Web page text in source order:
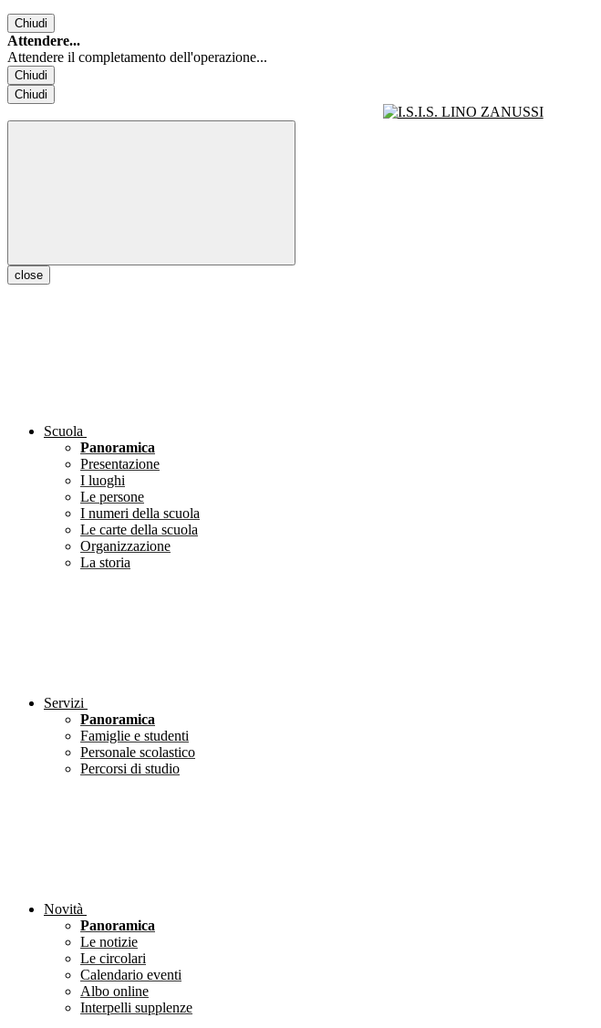
Chiudi
Attendere...
Attendere il completamento dell'operazione...
Chiudi
Chiudi
close
Scuola
Panoramica
Presentazione
I luoghi
Le persone
I numeri della scuola
Le carte della scuola
Organizzazione
La storia
Servizi
Panoramica
Famiglie e studenti
Personale scolastico
Percorsi di studio
Novità
Panoramica
Le notizie
Le circolari
Calendario eventi
Albo online
Interpelli supplenze